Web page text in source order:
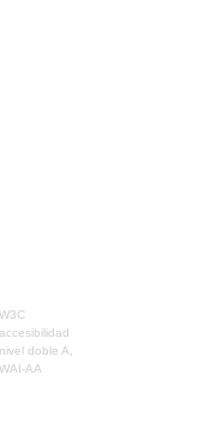
W3C
accesibilidad
nivel doble A,
WAI-AA